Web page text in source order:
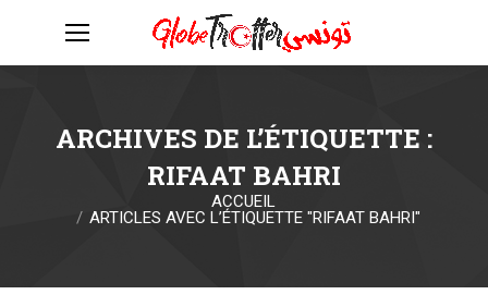
ARCHIVES DE L’ÉTIQUETTE :
RIFAAT BAHRI
Vous êtes ici :
ACCUEIL
ARTICLES AVEC L’ÉTIQUETTE "RIFAAT BAHRI"